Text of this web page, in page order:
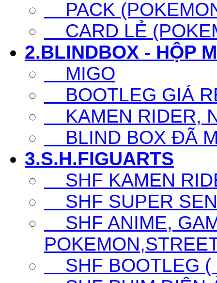
PACK
CARD LẺ
2.BLINDBOX - HỘP
MIGO
BOOTLEG GIÁ
KAMEN RIDER,
BLIND BOX ĐÃ
3.S.H.FIGUARTS
SHF KAMEN
SHF SUPER
SHF ANIME,
SHF BOOTLEG (